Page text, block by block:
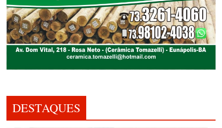
DESTAQUES